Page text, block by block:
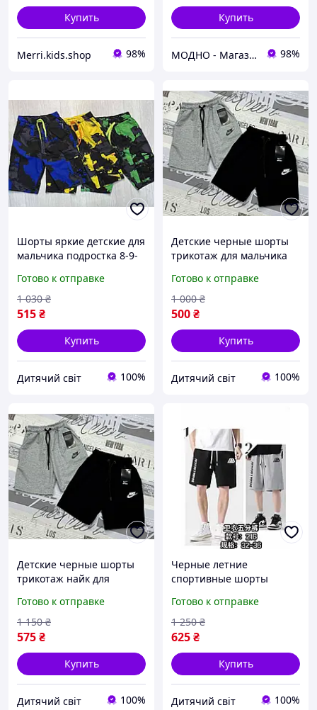
Купить
Merri.kids.shop 98%
Купить
МОДНО - Магазин детской и женской одежды и обуви 98%
Шорты яркие детские для
мальчика подростка 8-9-
модные шорты для
прогулок
Готово к отправке
515₴
1 030 ₴
Купить
Дитячий світ 100%
Детские черные шорты
трикотаж для мальчика
12лет, летние модные
серые спортивные
шорты
Готово к отправке
500₴
1 000 ₴
Купить
Дитячий світ 100%
Детские черные шорты
трикотаж найк для
158-164см летние модные
серые спортивные
шорты nike
Готово к отправке
575₴
1 150 ₴
Купить
Дитячий світ 100%
Черные летние
спортивные шорты
подростков, детские
серые трикотажные
шорты хлопок 11-15лет
Готово к отправке
625₴
1 250 ₴
Купить
Дитячий світ 100%